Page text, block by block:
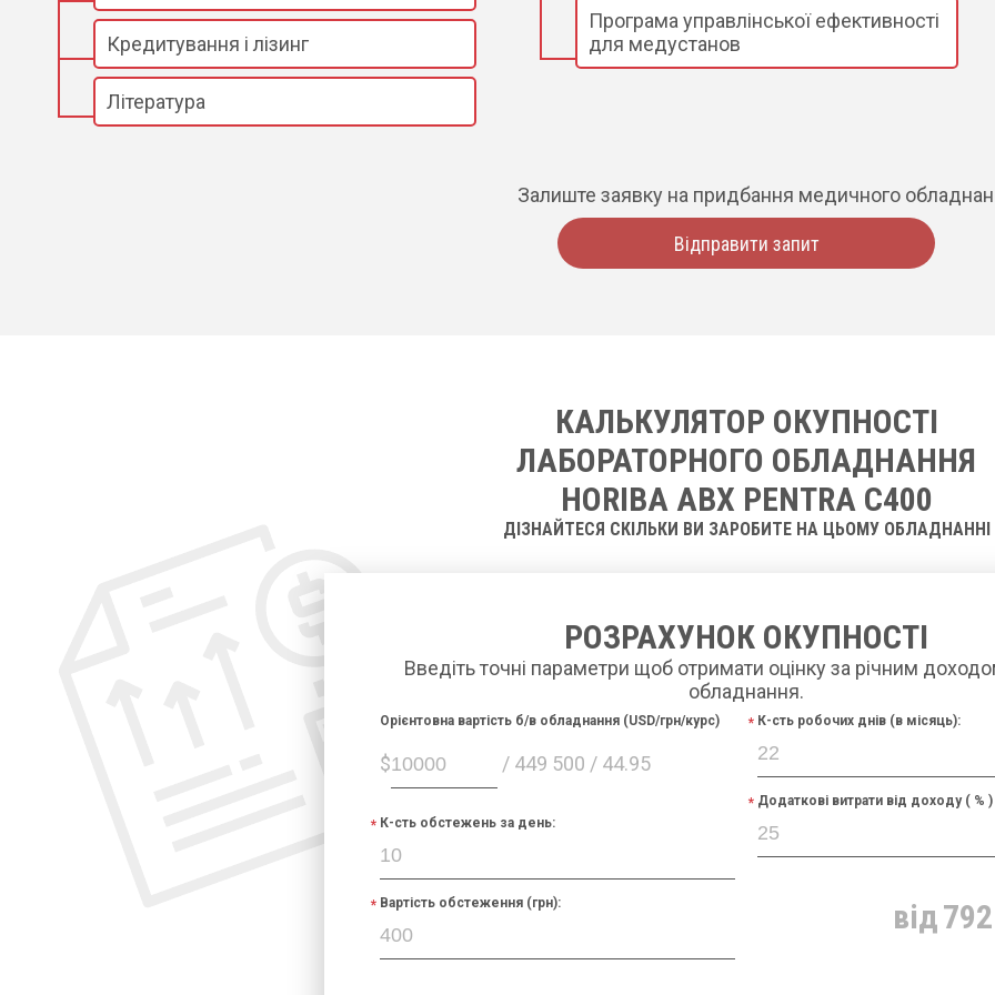
Кредитування і лізинг
Література
Програма управлінської ефективності
для медустанов
Залиште заявку на придбання медичного
Відправити запит
КАЛЬКУЛЯТОР ОКУПНОСТІ
ЛАБОРАТОРНОГО ОБЛАДНАННЯ
HORIBA ABX PENTRA С400
ДІЗНАЙТЕСЯ СКІЛЬКИ ВИ ЗАРОБИТЕ НА ЦЬОМУ ОБЛАДНАННІ
РОЗРАХУНОК ОКУПНОСТІ
Введіть точні параметри щоб отримати оцінку за річним
обладнання.
$ / 449 500 / 44.95
Орієнтовна вартість б/в обладнання (USD/грн/курс)
К-сть обстежень за день:
Вартість обстеження (грн):
К-сть робочих днів (в місяць):
Додаткові витрати від доходу ( % )
від